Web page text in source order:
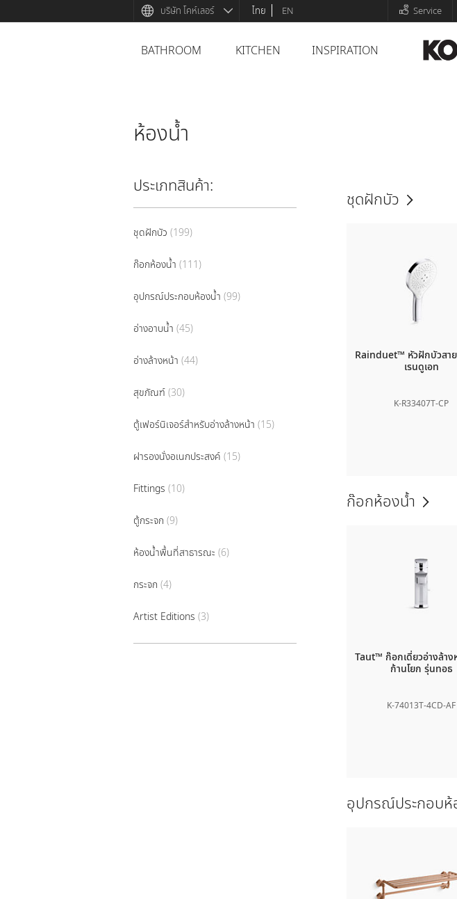
Service
บริษัท โคห์เลอร์ ไทย EN
BATHROOM KITCHEN INSPIRATION
ห้องน้ำ
ประเภทสินค้า
ชุดฝักบัว (199)
ก๊อกห้องน้ำ (111)
อุปกรณ์ประกอบห้องน้ำ (99)
อ่างอาบน้ำ (45)
อ่างล้างหน้า (44)
สุขภัณฑ์ (30)
ตู้เฟอร์นิเจอร์สำหรับอ่างล้างหน้า (15)
ฝารองนั่งอเนกประสงค์ (15)
Fittings (10)
ตู้กระจก (9)
ห้องน้ำพื้นที่สาธารณะ (6)
กระจก (4)
Artist Editions (3)
ชุดฝักบัว
Rainduet™ หัวฝักบัวสา
เรนดูเอท
K-R33407T-CP
ก๊อกห้องน้ำ
Taut™ ก๊อกเดี่ยวอ่างล้า
ก้านโยก รุ่นทอธ
K-74013T-4CD-AF
อุปกรณ์ประกอบห้